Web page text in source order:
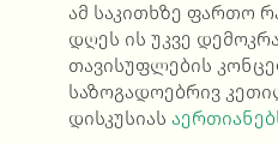
ამ საკითხზე ფართო
დღეს ის უკვე
თავისუფლების
საზოგადოებრივ
დისკუსიას